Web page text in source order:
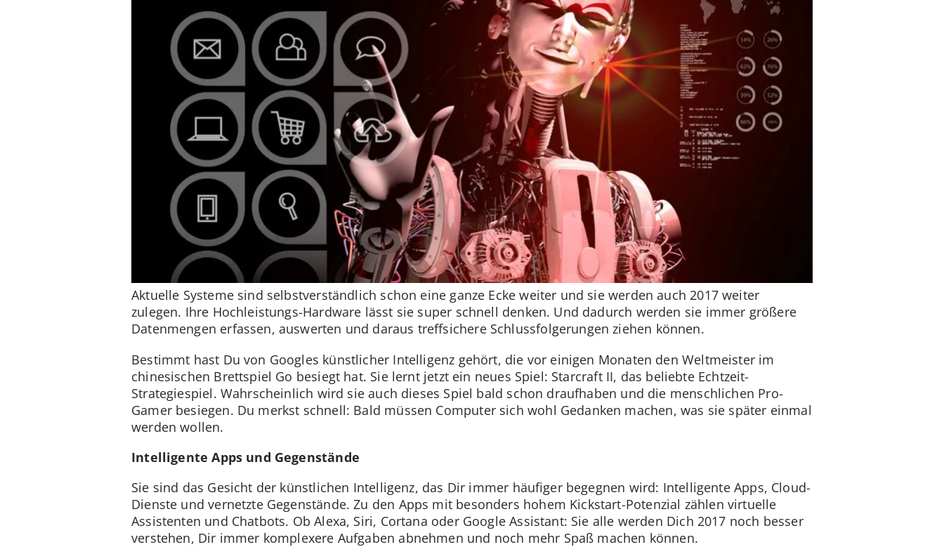
Aktuelle Systeme sind selbstverständlich schon eine ganze Ecke weiter und sie werden auch 2017 weiter
zulegen. Ihre Hochleistungs-Hardware lässt sie super schnell denken. Und dadurch werden sie immer größere
Datenmengen erfassen, auswerten und daraus treffsichere Schlussfolgerungen ziehen können.
Bestimmt hast Du von Googles künstlicher Intelligenz gehört, die vor einigen Monaten den Weltmeister im
chinesischen Brettspiel Go besiegt hat. Sie lernt jetzt ein neues Spiel: Starcraft II, das beliebte Echtzeit-
Strategiespiel. Wahrscheinlich wird sie auch dieses Spiel bald schon draufhaben und die menschlichen Pro-
Gamer besiegen. Du merkst schnell: Bald müssen Computer sich wohl Gedanken machen, was sie später einmal
werden wollen.
Intelligente Apps und Gegenstände
Sie sind das Gesicht der künstlichen Intelligenz, das Dir immer häufiger begegnen wird: Intelligente Apps, Cloud-
Dienste und vernetzte Gegenstände. Zu den Apps mit besonders hohem Kickstart-Potenzial zählen virtuelle
Assistenten und Chatbots. Ob Alexa, Siri, Cortana oder Google Assistant: Sie alle werden Dich 2017 noch besser
verstehen, Dir immer komplexere Aufgaben abnehmen und noch mehr Spaß machen können.